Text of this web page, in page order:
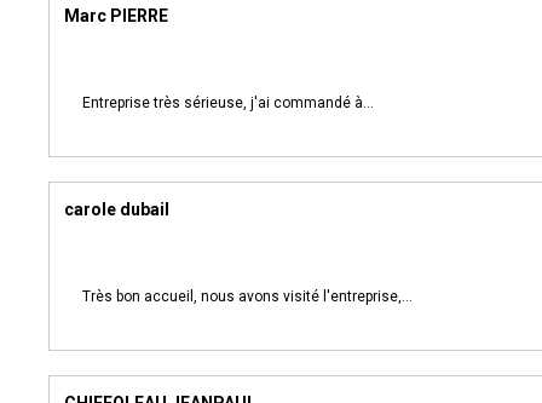
Marc PIERRE
Entreprise très sérieuse, j'ai commandé à...
carole dubail
Très bon accueil, nous avons visité l'entreprise,...